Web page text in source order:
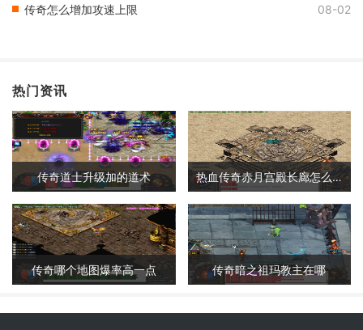
传奇怎么增加攻速上限 08-02
热门资讯
传奇道士升级加的道术 热血传奇赤月宫殿长廊怎么走
传奇哪个地图爆率高一点 传奇暗之祖玛教主在哪